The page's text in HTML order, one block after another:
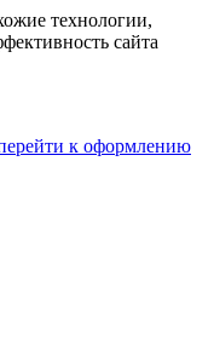
технологии,
сайта
к оформлению